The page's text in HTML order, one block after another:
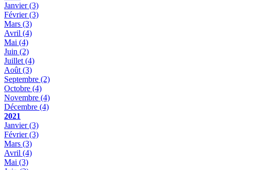
Janvier(3)
Février(3)
Mars (3)
Avril (4)
Mai (4)
Juin (2)
Juillet (4)
Août (3)
Septembre (2)
Octobre (4)
Novembre (4)
Décembre (4)
2021
Janvier(3)
Février(3)
Mars (3)
Avril (4)
Mai (3)